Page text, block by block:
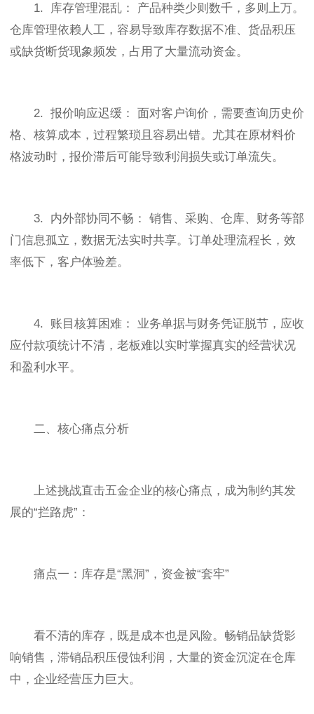
1. 库存管理混乱： 产品种类少则数千，多则上万。
仓库管理依赖人工，容易导致库存数据不准、货品积压
或缺货断货现象频发，占用了大量流动资金。
2. 报价响应迟缓： 面对客户询价，需要查询历史价
格、核算成本，过程繁琐且容易出错。尤其在原材料价
格波动时，报价滞后可能导致利润损失或订单流失。
3. 内外部协同不畅： 销售、采购、仓库、财务等部
门信息孤立，数据无法实时共享。订单处理流程长，效
率低下，客户体验差。
4. 账目核算困难： 业务单据与财务凭证脱节，应收
应付款项统计不清，老板难以实时掌握真实的经营状况
和盈利水平。
二、核心痛点分析
上述挑战直击五金企业的核心痛点，成为制约其发
展的“拦路虎”：
痛点一：库存是“黑洞”，资金被“套牢”
看不清的库存，既是成本也是风险。畅销品缺货影
响销售，滞销品积压侵蚀利润，大量的资金沉淀在仓库
中，企业经营压力巨大。